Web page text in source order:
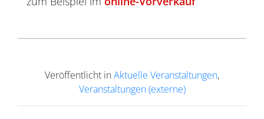
Veröffentlicht inAktuelle Veranstaltungen,
Veranstaltungen (externe)